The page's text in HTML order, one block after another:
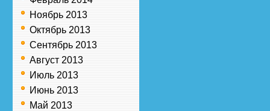
Ноябрь 2013
Октябрь 2013
Сентябрь 2013
Август 2013
Июль 2013
Июнь 2013
Май 2013